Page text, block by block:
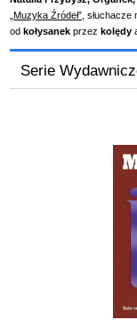
„Muzyka Źródeł” ,
od kołysanek przez kolędy
Serie